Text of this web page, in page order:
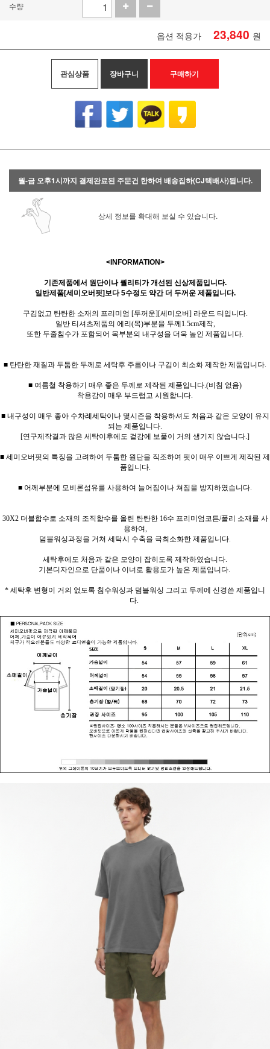
수량
옵션 적용가 23,840 원
관심상품 장바구니 구매하기
월-금 오후1시까지 결제완료된 주문건 한하여 배송집하(CJ택배사)됩니다.
상세 정보를 확대해 보실 수 있습니다.
<INFORMATION>
기존제품에서 원단이나 퀄리티가 개선된 신상제품입니다.
일반제품[세미오버핏]보다 5수정도 약간 더 두꺼운 제품입니다.
구김없고 탄탄한 소재의 프리미엄 [두꺼운][세미오버] 라운드 티입니다.
일반 티셔츠제품의 에리(목)부분을 두께1.5cm제작,
또한 두줄침수가 포함되어 목부분의 내구성을 더욱 높인 제품입니다.
■ 탄탄한 재질과 두툼한 두께로 세탁후 주름이나 구김이 최소화 제작한 제품입니다.
■ 여름철 착용하기 매우 좋은 두께로 제작된 제품입니다.(비침 없음)
착용감이 매우 부드럽고 시원합니다.
■ 내구성이 매우 좋아 수차례세탁이나 몇시즌을 착용하셔도 처음과 같은 모양이 유지
되는 제품입니다.
[연구제작결과 많은 세탁이후에도 겉감에 보풀이 거의 생기지 않습니다.]
■ 세미오버핏의 특징을 고려하여 두툼한 원단을 직조하여 핏이 매우 이쁘게 제작된 제
품입니다.
■ 어께부분에 모비론섬유를 사용하여 늘어짐이나 쳐짐을 방지하였습니다.
30X2 더블합수로 소재의 조직합수를 올린 탄탄한 16수 프리미엄코튼/폴리 소재를 사
용하여,
덤블워싱과정을 거쳐 세탁시 수축을 극최소화한 제품입니다.
세탁후에도 처음과 같은 모양이 잡히도록 제작하였습니다.
기본디자인으로 단품이나 이너로 활용도가 높은 제품입니다.
* 세탁후 변형이 거의 없도록 침수워싱과 덤블워싱 그리고 두께에 신경쓴 제품입니
다.